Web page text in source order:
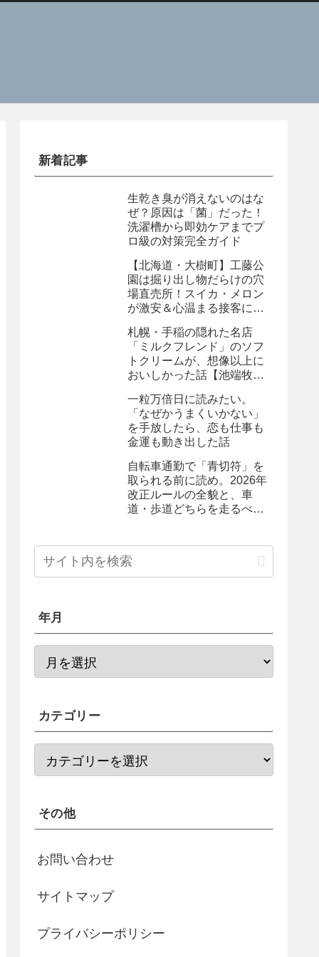
新着記事
生乾き臭が消えないのはな
ぜ？原因は「菌」だった！
洗濯槽から即効ケアまでプ
ロ級の対策完全ガイド
【北海道・大樹町】工藤公
園は掘り出し物だらけの穴
場直売所！スイカ・メロン
が激安＆心温まる接客に感
札幌・手稲の隠れた名店
「ミルクフレンド」のソフ
トクリームが、想像以上に
おいしかった話【池端牧場
一粒万倍日に読みたい。
「なぜかうまくいかない」
を手放したら、恋も仕事も
金運も動き出した話
自転車通勤で「青切符」を
取られる前に読め。2026年
改正ルールの全貌と、車
道・歩道どちらを走るべき
年月
カテゴリー
その他
お問い合わせ
サイトマップ
プライバシーポリシー